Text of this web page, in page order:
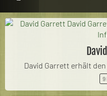
David Garrett erhält
9